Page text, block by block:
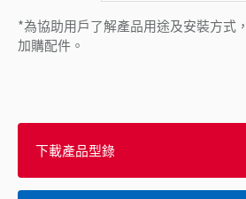
*為協助用戶了解產品用途及安裝方式
加購配件。
下載產品型錄